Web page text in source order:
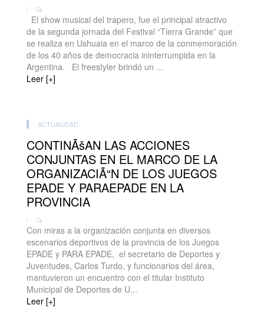
| -
El show musical del trapero, fue el principal atractivo
de la segunda jornada del Festival “Tierra Grande” que
se realiza en Ushuaia en el marco de la conmemoración
de los 40 años de democracia ininterrumpida en la
Argentina. El freestyler brindó un ...
Leer [+]
ACTUALIDAD
CONTINÃšAN LAS ACCIONES
CONJUNTAS EN EL MARCO DE LA
ORGANIZACIÃ“N DE LOS JUEGOS
EPADE Y PARAEPADE EN LA
PROVINCIA
| -
Con miras a la organización conjunta en diversos
escenarios deportivos de la provincia de los Juegos
EPADE y PARA EPADE, el secretario de Deportes y
Juventudes, Carlos Turdo, y funcionarios del área,
mantuvieron un encuentro con el titular Instituto
Municipal de Deportes de U...
Leer [+]